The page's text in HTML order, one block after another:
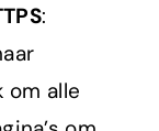
:
om alle